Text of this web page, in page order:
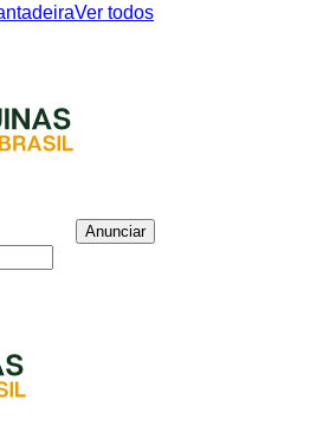
Ver todos
Anunciar